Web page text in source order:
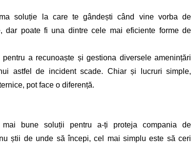
soluție la care te gândești când vine vorba de
dar poate fi una dintre cele mai eficiente forme de
a recunoaște și gestiona diversele amenințări
astfel de incident scade. Chiar și lucruri simple,
pot face o diferență.
bune soluții pentru a-ți proteja compania de
știi de unde să începi, cel mai simplu este să ceri